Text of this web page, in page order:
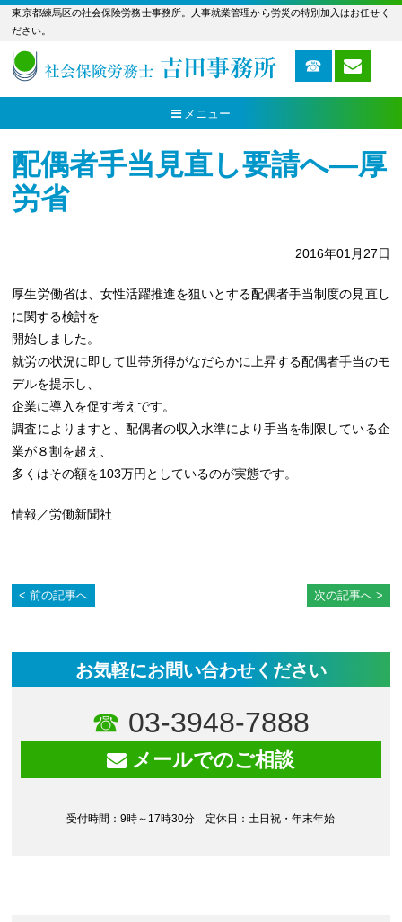
東京都練馬区の社会保険労務士事務所。人事就業管理から労災の特別加入はお任せく
ださい。
メニュー
配偶者手当見直し要請へ―厚
労省
2016年01月27日
厚生労働省は、女性活躍推進を狙いとする配偶者手当制度の見直し
に関する検討を
開始しました。
就労の状況に即して世帯所得がなだらかに上昇する配偶者手当のモ
デルを提示し、
企業に導入を促す考えです。
調査によりますと、配偶者の収入水準により手当を制限している企
業が８割を超え、
多くはその額を103万円としているのが実態です。
情報／労働新聞社
前の記事へ 次の記事へ
お気軽にお問い合わせください
03-3948-7888
メールでのご相談
受付時間：9時～17時30分 定休日：土日祝・年末年始